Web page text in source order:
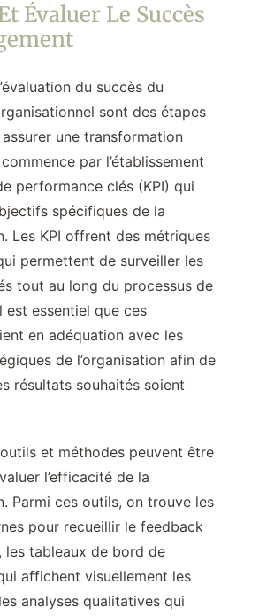
Évaluer Le Succès
du succès du
sont des étapes
une transformation
par l’établissement
performance clés (KPI) qui
spécifiques de la
Les KPI offrent des métriques
permettent de surveiller les
tout au long du processus de
est essentiel que ces
en adéquation avec les
de l’organisation afin de
résultats souhaités soient
et méthodes peuvent être
l’efficacité de la
Parmi ces outils, on trouve les
pour recueillir le feedback
les tableaux de bord de
affichent visuellement les
analyses qualitatives qui